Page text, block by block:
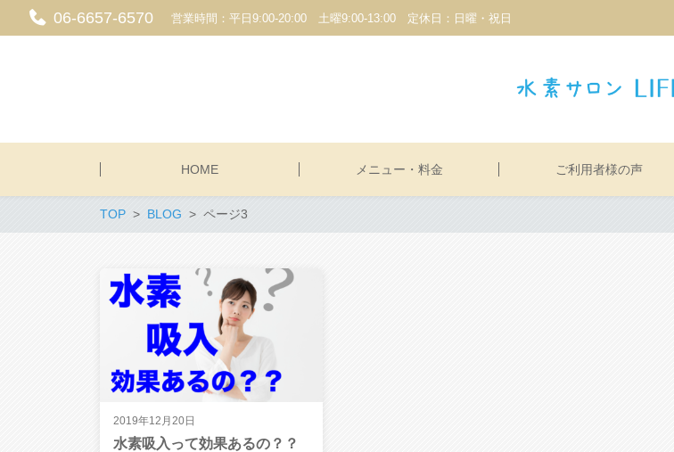
06-6657-6570 営業時間：平日9:00-20:00 土曜9:00-13:00 定休日：日曜・祝日
HOME メニュー・料金 ご利用者様の声
TOP BLOG ページ3
2019年12月20日
水素吸入って効果あるの？？